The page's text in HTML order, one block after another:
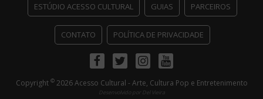
ESTÚDIO ACESSO CULTURAL GUIAS PARCEIROS
CONTATO POLÍTICA DE PRIVACIDADE
FacebookTwitterInstagramYoutube
Copyright ©2026 Acesso Cultural - Arte, Cultura Pop e Entretenimento
Desenvolvido por Del Vieira